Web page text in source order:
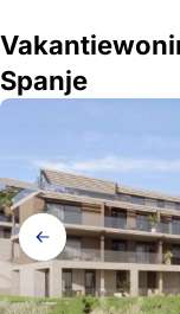
Spanje
Galerij
navigatie